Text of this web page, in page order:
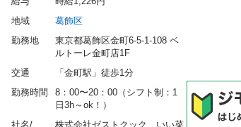
地域
葛飾区
勤務地
東京都葛飾区金町6-5-1-108 ベ
ルトーレ金町店1F
交通
「金町駅」徒歩1分
勤務時間
8：00〜20：00（シフト制：1
日3h～ok！）
社名/
株式会社ゼストクック　いい菜